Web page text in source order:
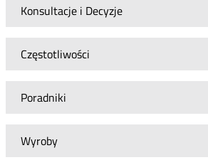
Konsultacje i Decyzje
Częstotliwości
Poradniki
Wyroby